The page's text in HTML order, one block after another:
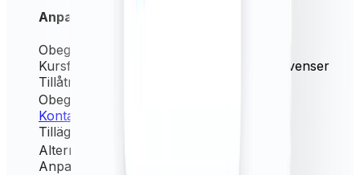
Anpassad
Obegränsat
Kursfrekvens
Live (per minut) + alla frekvenser
Tillåtna enheter
Obegränsat
Kontakta oss
Tillägg
Alternativ källkurs
Anpassad